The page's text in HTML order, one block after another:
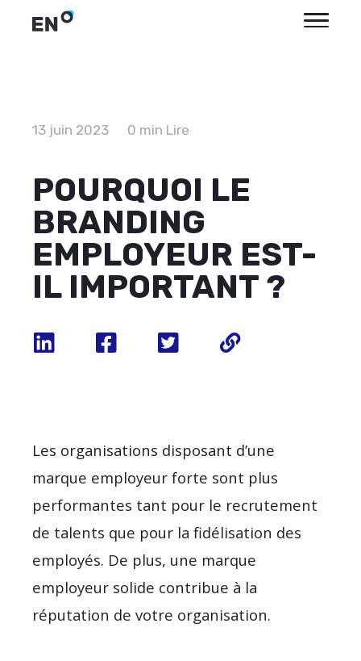
13 juin 2023 0 min Lire
POURQUOI LE
BRANDING
EMPLOYEUR EST-
IL IMPORTANT ?
Les organisations disposant d’une
marque employeur forte sont plus
performantes tant pour le recrutement
de talents que pour la fidélisation des
employés. De plus, une marque
employeur solide contribue à la
réputation de votre organisation.